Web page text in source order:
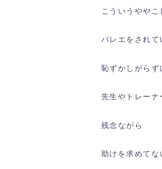
こういうやや
バレエをされて
恥ずかしがらず
先生やトレー
残念ながら
助けを求めて